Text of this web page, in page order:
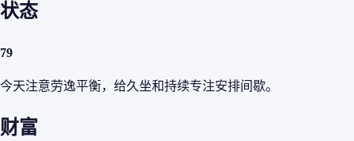
状态
79
今天注意劳逸平衡，给久坐和持续专注安排间歇。
财富